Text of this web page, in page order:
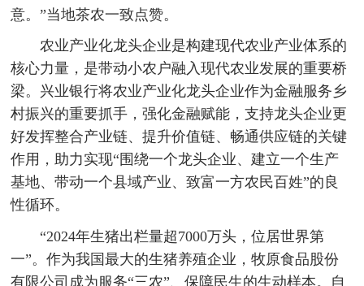
意。”当地茶农一致点赞。
农业产业化龙头企业是构建现代农业产业体系的
核心力量，是带动小农户融入现代农业发展的重要桥
梁。兴业银行将农业产业化龙头企业作为金融服务乡
村振兴的重要抓手，强化金融赋能，支持龙头企业更
好发挥整合产业链、提升价值链、畅通供应链的关键
作用，助力实现“围绕一个龙头企业、建立一个生产
基地、带动一个县域产业、致富一方农民百姓”的良
性循环。
“2024年生猪出栏量超7000万头，位居世界第
一”。作为我国最大的生猪养殖企业，牧原食品股份
有限公司成为服务“三农”、保障民生的生动样本。自